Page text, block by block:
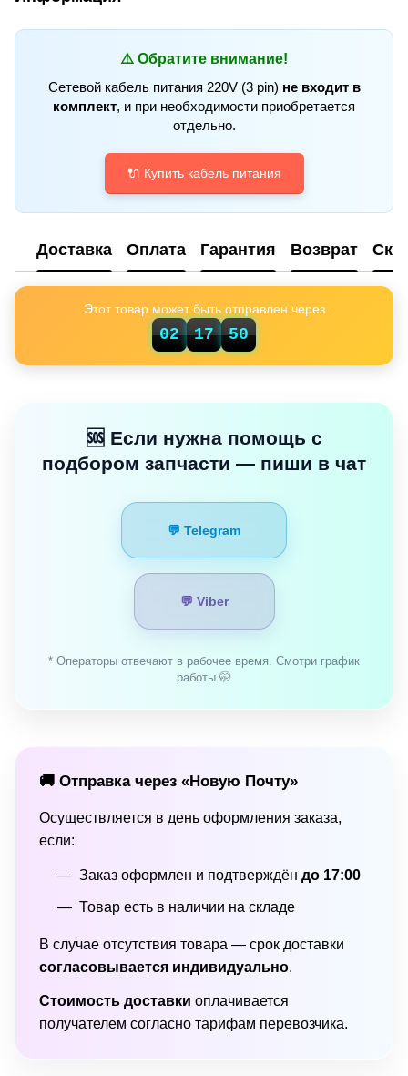
⚠️ Обратите внимание!
Сетевой кабель питания 220V (3 pin) не входит в
комплект, и при необходимости приобретается
отдельно.
🔌 Купить кабель питания
Доставка Оплата Гарантия Возврат
Этот товар может быть отправлен через
02 17 49
🆘 Если нужна помощь с
подбором запчасти — пиши в чат
💬 Telegram
💬 Viber
* Операторы отвечают в рабочее время. Смотри график
работы 🤭
🚚 Отправка через «Новую Почту»
Осуществляется в день оформления заказа,
если:
Заказ оформлен и подтверждён до 17:00
Товар есть в наличии на складе
В случае отсутствия товара — срок доставки
согласовывается индивидуально.
Стоимость доставки оплачивается
получателем согласно тарифам перевозчика.